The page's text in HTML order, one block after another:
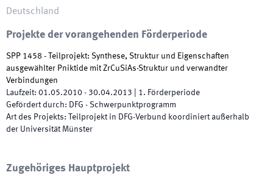
Deutschland
Projekte der vorangehenden Förderperiode
SPP 1458 - Teilprojekt: Synthese, Struktur und Eigenschaften
ausgewählter Pniktide mit ZrCuSiAs-Struktur und verwandter
Verbindungen
Laufzeit: 01.05.2010 - 30.04.2013 1. Förderperiode
Gefördert durch: DFG - Schwerpunktprogramm
Art des Projekts:
Teilprojekt in DFG-Verbund koordiniert außerhalb
der Universität Münster
Zugehöriges Hauptprojekt